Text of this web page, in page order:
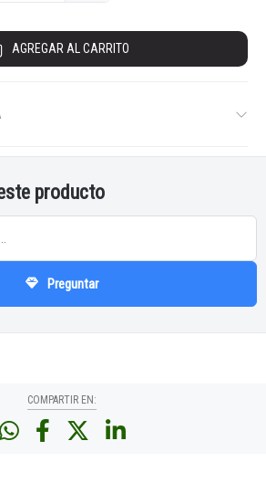
AGREGAR AL CARRITO
producto
Preguntar
COMPARTIR EN: